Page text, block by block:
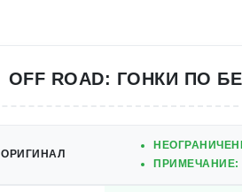
OFF ROAD: ГОНКИ ПО
ОРИГИНАЛ
ПРИМЕЧАНИЕ: